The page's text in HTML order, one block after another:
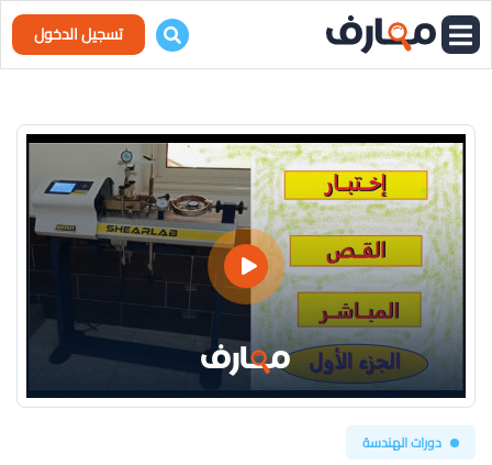
تسجيل الدخول
دورات الهندسة